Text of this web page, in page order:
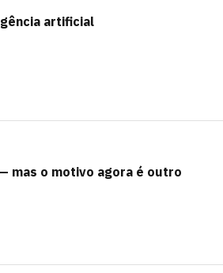
artificial
mas o motivo agora é outro